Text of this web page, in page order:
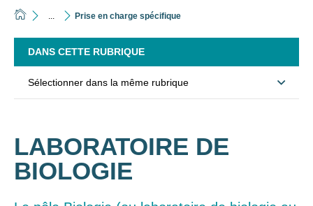
Prise en charge spécifique
DANS CETTE RUBRIQUE
Sélectionner dans la même rubrique
LABORATOIRE DE
BIOLOGIE